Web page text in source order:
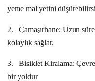
yeme maliyetini
2. Çamaşırhane: Uzun
kolaylık sağlar.
3. Bisiklet Kiralama:
bir yoldur.